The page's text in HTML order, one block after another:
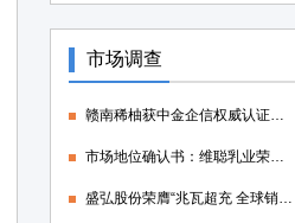
市场调查